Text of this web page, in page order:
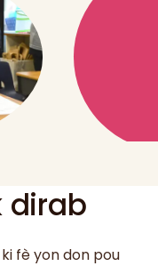
dirab
fè yon don pou